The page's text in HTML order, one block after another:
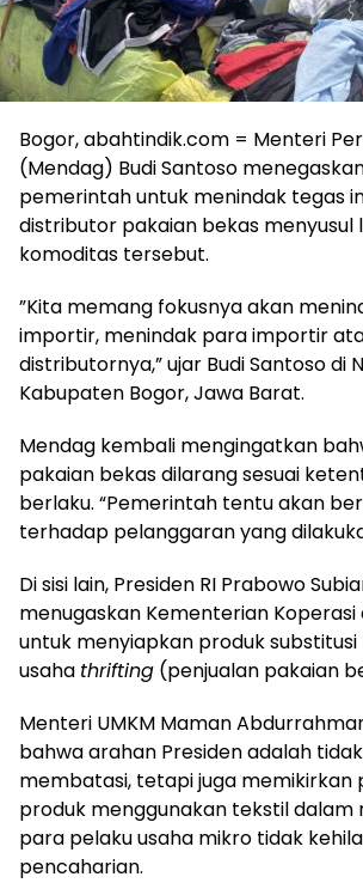
Bogor, abahtindik.com = Menteri
(Mendag) Budi Santoso
pemerintah untuk menindak tegas
distributor pakaian bekas
komoditas tersebut.
​”Kita memang fokusnya akan
importir, menindak para importir
distributornya,” ujar Budi Santoso di
Kabupaten Bogor, Jawa Barat.
​Mendag kembali mengingatkan
pakaian bekas dilarang sesuai
berlaku. “Pemerintah tentu akan
terhadap pelanggaran yang
​Di sisi lain, Presiden RI Prabowo
menugaskan Kementerian Koperasi
untuk menyiapkan produk
usaha thrifting (penjualan pakaian
​Menteri UMKM Maman
bahwa arahan Presiden adalah
membatasi, tetapi juga memikirkan
produk menggunakan tekstil dalam
para pelaku usaha mikro tidak
pencaharian.